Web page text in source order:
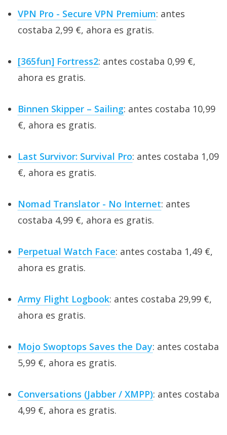
VPN Pro - Secure VPN Premium: antes
costaba 2,99 €, ahora es gratis.
[365fun] Fortress2: antes costaba 0,99 €,
ahora es gratis.
Binnen Skipper – Sailing: antes costaba 10,99
€, ahora es gratis.
Last Survivor: Survival Pro: antes costaba 1,09
€, ahora es gratis.
Nomad Translator - No Internet: antes
costaba 4,99 €, ahora es gratis.
Perpetual Watch Face: antes costaba 1,49 €,
ahora es gratis.
Army Flight Logbook: antes costaba 29,99 €,
ahora es gratis.
Mojo Swoptops Saves the Day: antes costaba
5,99 €, ahora es gratis.
Conversations (Jabber / XMPP): antes costaba
4,99 €, ahora es gratis.